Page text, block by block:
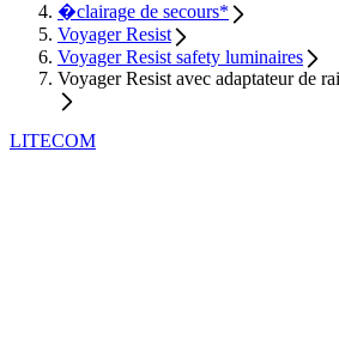
�clairage de secours*
Voyager Resist
Voyager Resist safety luminaires
Voyager Resist avec adaptateur de
LITECOM